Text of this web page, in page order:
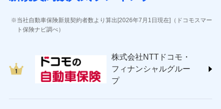
ソニー損害保険株式会社
(https://www.sonysonpo.co.jp/)
ＳＯＭＰＯダイレクト損害保険株式会社
(https://www.sompo-direct.co.jp/)
チューリッヒ保険会社 (https://www.zurich.co.jp/)
当社自動車保険新規契約者数より算出[2026年7月1日現在]（ドコモスマー
ト保険ナビ調べ）
株式会社NTTドコモ・
フィナンシャルグルー
プ